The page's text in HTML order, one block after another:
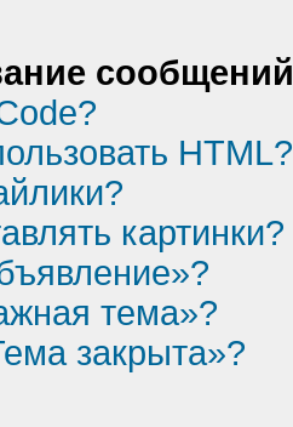
HTML?
картинки?
тема»?
закрыта»?